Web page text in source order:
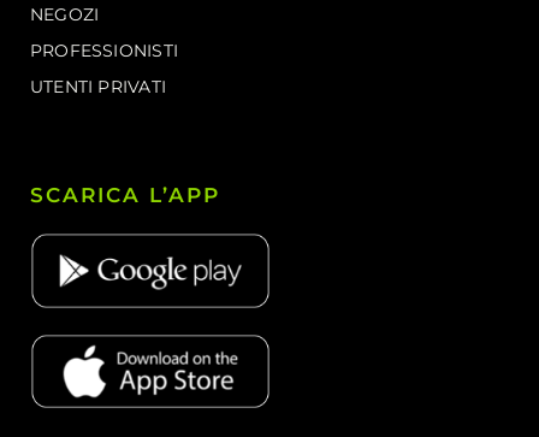
NEGOZI
PROFESSIONISTI
UTENTI PRIVATI
SCARICA L’APP